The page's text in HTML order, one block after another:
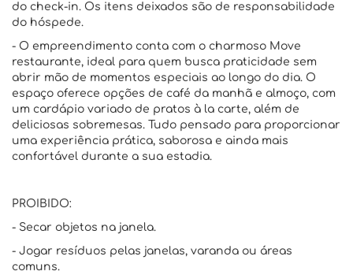
do check-in. Os itens deixados são de responsabilidade
do hóspede.
- O empreendimento conta com o charmoso Move
restaurante, ideal para quem busca praticidade sem
abrir mão de momentos especiais ao longo do dia. O
espaço oferece opções de café da manhã e almoço, com
um cardápio variado de pratos à la carte, além de
deliciosas sobremesas. Tudo pensado para proporcionar
uma experiência prática, saborosa e ainda mais
confortável durante a sua estadia.
PROIBIDO:
- Secar objetos na janela.
- Jogar resíduos pelas janelas, varanda ou áreas
comuns.